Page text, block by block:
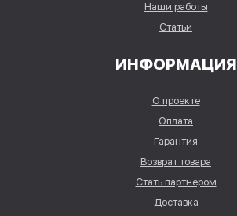
Наши работы
Статьи
ИНФОРМАЦИЯ
О проекте
Оплата
Гарантия
Возврат товара
Стать партнером
Доставка